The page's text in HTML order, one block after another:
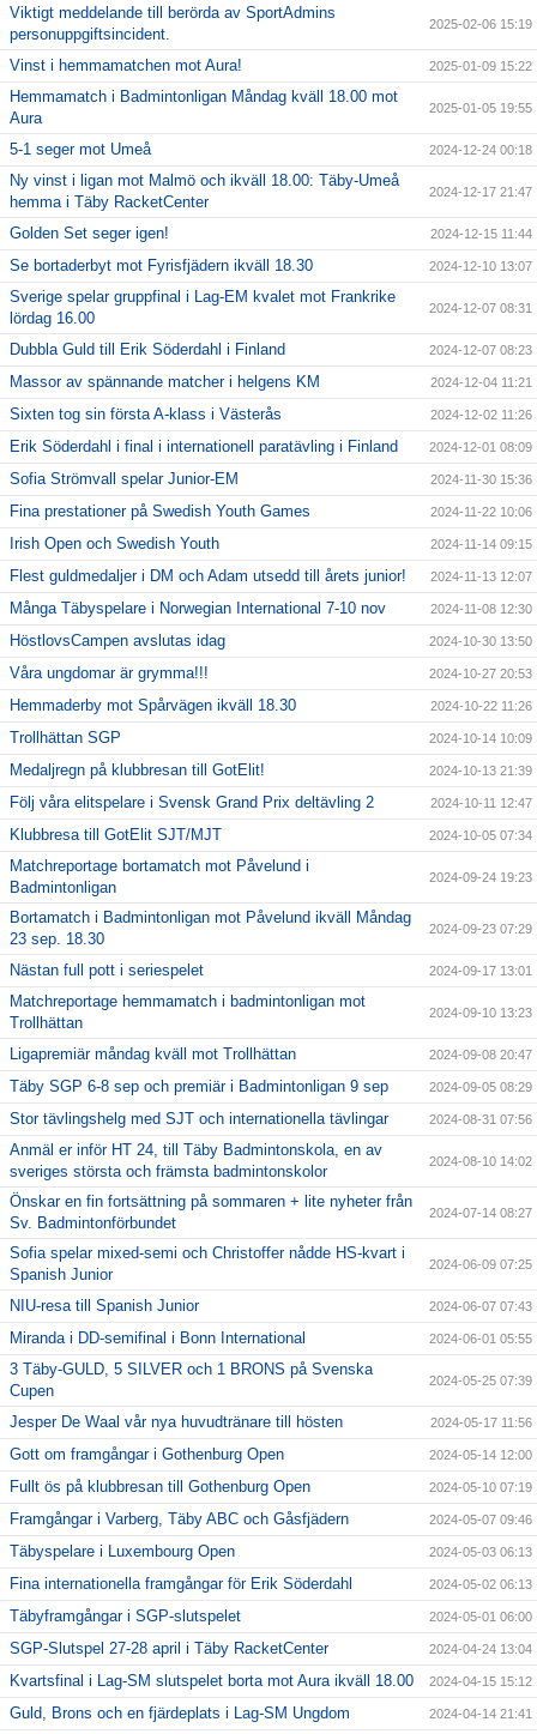
Viktigt meddelande till berörda av SportAdmins
personuppgiftsincident.
2025-02-06 15:19
Vinst i hemmamatchen mot Aura! 2025-01-09 15:22
Hemmamatch i Badmintonligan Måndag kväll 18.00 mot
Aura
2025-01-05 19:55
5-1 seger mot Umeå 2024-12-24 00:18
Ny vinst i ligan mot Malmö och ikväll 18.00: Täby-Umeå
hemma i Täby RacketCenter
2024-12-17 21:47
Golden Set seger igen! 2024-12-15 11:44
Se bortaderbyt mot Fyrisfjädern ikväll 18.30 2024-12-10 13:07
Sverige spelar gruppfinal i Lag-EM kvalet mot Frankrike
lördag 16.00
2024-12-07 08:31
Dubbla Guld till Erik Söderdahl i Finland 2024-12-07 08:23
Massor av spännande matcher i helgens KM 2024-12-04 11:21
Sixten tog sin första A-klass i Västerås 2024-12-02 11:26
Erik Söderdahl i final i internationell paratävling i Finland 2024-12-01 08:09
Sofia Strömvall spelar Junior-EM 2024-11-30 15:36
Fina prestationer på Swedish Youth Games 2024-11-22 10:06
Irish Open och Swedish Youth 2024-11-14 09:15
Flest guldmedaljer i DM och Adam utsedd till årets junior! 2024-11-13 12:07
Många Täbyspelare i Norwegian International 7-10 nov 2024-11-08 12:30
HöstlovsCampen avslutas idag 2024-10-30 13:50
Våra ungdomar är grymma!!! 2024-10-27 20:53
Hemmaderby mot Spårvägen ikväll 18.30 2024-10-22 11:26
Trollhättan SGP 2024-10-14 10:09
Medaljregn på klubbresan till GotElit! 2024-10-13 21:39
Följ våra elitspelare i Svensk Grand Prix deltävling 2 2024-10-11 12:47
Klubbresa till GotElit SJT/MJT 2024-10-05 07:34
Matchreportage bortamatch mot Påvelund i
Badmintonligan
2024-09-24 19:23
Bortamatch i Badmintonligan mot Påvelund ikväll Måndag
23 sep. 18.30
2024-09-23 07:29
Nästan full pott i seriespelet 2024-09-17 13:01
Matchreportage hemmamatch i badmintonligan mot
Trollhättan
2024-09-10 13:23
Ligapremiär måndag kväll mot Trollhättan 2024-09-08 20:47
Täby SGP 6-8 sep och premiär i Badmintonligan 9 sep 2024-09-05 08:29
Stor tävlingshelg med SJT och internationella tävlingar 2024-08-31 07:56
Anmäl er inför HT 24, till Täby Badmintonskola, en av
sveriges största och främsta badmintonskolor
2024-08-10 14:02
Önskar en fin fortsättning på sommaren + lite nyheter från
Sv. Badmintonförbundet
2024-07-14 08:27
Sofia spelar mixed-semi och Christoffer nådde HS-kvart i
Spanish Junior
2024-06-09 07:25
NIU-resa till Spanish Junior 2024-06-07 07:43
Miranda i DD-semifinal i Bonn International 2024-06-01 05:55
3 Täby-GULD, 5 SILVER och 1 BRONS på Svenska
Cupen
2024-05-25 07:39
Jesper De Waal vår nya huvudtränare till hösten 2024-05-17 11:56
Gott om framgångar i Gothenburg Open 2024-05-14 12:00
Fullt ös på klubbresan till Gothenburg Open 2024-05-10 07:19
Framgångar i Varberg, Täby ABC och Gåsfjädern 2024-05-07 09:46
Täbyspelare i Luxembourg Open 2024-05-03 06:13
Fina internationella framgångar för Erik Söderdahl 2024-05-02 06:13
Täbyframgångar i SGP-slutspelet 2024-05-01 06:00
SGP-Slutspel 27-28 april i Täby RacketCenter 2024-04-24 13:04
Kvartsfinal i Lag-SM slutspelet borta mot Aura ikväll 18.00 2024-04-15 15:12
Guld, Brons och en fjärdeplats i Lag-SM Ungdom 2024-04-14 21:41